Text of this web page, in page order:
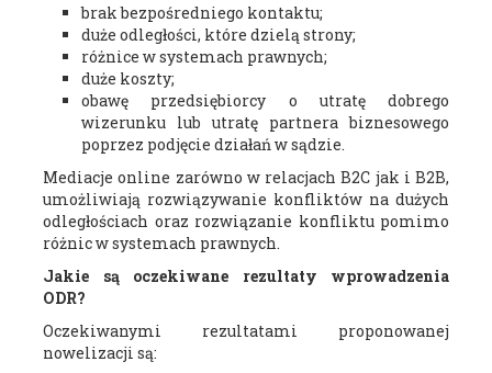
brak bezpośredniego kontaktu;
duże odległości, które dzielą strony;
różnice w systemach prawnych;
duże koszty;
obawę przedsiębiorcy o utratę dobrego
wizerunku lub utratę partnera biznesowego
poprzez podjęcie działań w sądzie.
Mediacje online zarówno w relacjach B2C jak i B2B,
umożliwiają rozwiązywanie konfliktów na dużych
odległościach oraz rozwiązanie konfliktu pomimo
różnic w systemach prawnych.
Jakie są oczekiwane rezultaty wprowadzenia
ODR?
Oczekiwanymi rezultatami proponowanej
nowelizacji są: